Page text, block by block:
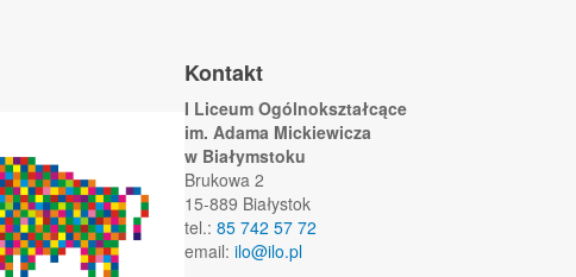
Kontakt
I Liceum Ogólnokształcące
im. Adama Mickiewicza
w Białymstoku
Brukowa 2
15-889 Białystok
tel.: 85 742 57 72
email: ilo@ilo.pl